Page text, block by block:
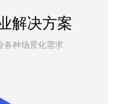
解决方案
各种场景化需求